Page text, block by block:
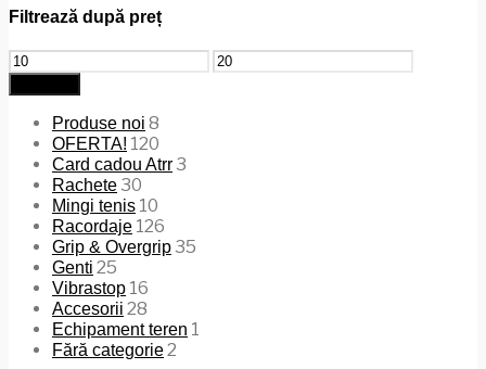
Filtrează după preț
Preț
minim
Preț
maxim
Produse noi 8
OFERTA! 120
Card cadou Atrr3
Rachete30
Mingi tenis 10
Racordaje 126
Grip & Overgrip35
Genti 25
Vibrastop 16
Accesorii 28
Echipament teren 1
Fără categorie2